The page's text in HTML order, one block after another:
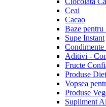
Ceai
Cacao
Baze
Supe Instant
Aditivi -
Fructe
Produse
Vopsea
Produse
Supliment